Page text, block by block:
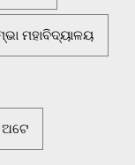
ମହାବିଦ୍ୟାଳୟ
ଅଟେ